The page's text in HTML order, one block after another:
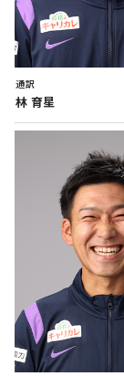
通訳
林 育星